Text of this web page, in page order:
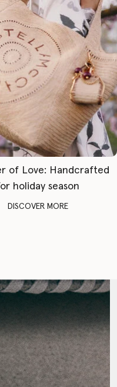
of Love: Handcrafted
holiday season
DISCOVER MORE